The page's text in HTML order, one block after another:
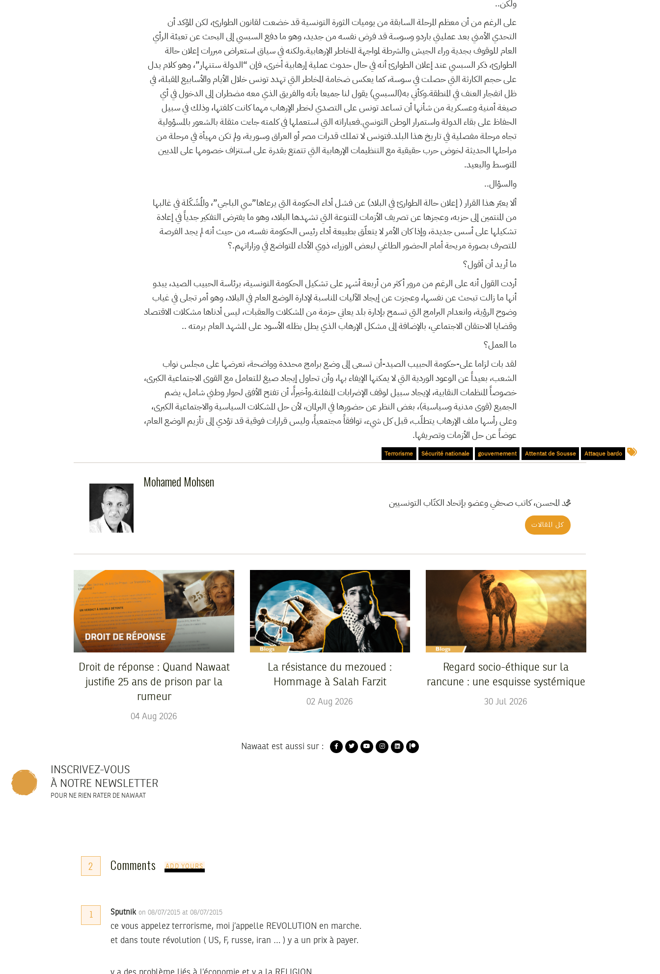
ولكن..
على الرغم من أن معظم المرحلة السابقة من يوميات الثورة التونسية قد خضعت لقانون الطوارئ، لكن المؤكد أن
التحدي الأمني بعد عمليتي باردو وسوسة قد فرض نفسه من جديد، وهو ما دفع السبسي إلى البحث عن تعبئة الرأي
العام للوقوف بجدية وراء الجيش والشرطة لمواجهة المخاطر الإرهابية.ولكنه في سياق استعراض مبررات إعلان حالة
الطوارئ، ذكر السبسي عند إعلان الطوارئ أنه في حال حدوث عملية إرهابية أخرى، فإن “الدولة ستنهار”، وهو كلام يدل
على حجم الكارثة التي حصلت في سوسة، كما يعكس ضخامة المخاطر التي تهدد تونس خلال الأيام والأسابيع المقبلة، في
ظل انفجار العنف في المنطقة.وكأني به(السبسي) يقول لنا جميعا بأنه والفريق الذي معه مضطران إلى الدخول في أي
صيغة أمنية وعسكرية من شأنها أن تساعد تونس على التصدي لخطر الإرهاب مهما كانت كلفتها، وذلك في سبيل
الحفاظ على بقاء الدولة واستمرار الوطن التونسي.فعباراته التي استعملها في كلمته جاءت مثقلة بالشعور بالمسؤولية
تجاه مرحلة مفصلية في تاريخ هذا البلد.فتونس لا تملك قدرات مصر أو العراق وسورية، ولم تكن مهيأة في مرحلة من
مراحلها الحديثة لخوض حرب حقيقية مع التنظيمات الإرهابية التي تتمتع بقدرة على استنزاف خصومها على المديين
المتوسط والبعيد.
والسؤال..
ألا يعبّر هذا القرار ( إعلان حالة الطوارئ في البلاد) عن فشل أداء الحكومة التي يرعاها”سي الباجي”، والمُشَكّلة في غالبها
من المنتمين إلى حزبه، وعجزها عن تصريف الأزمات المتنوعة التي تشهدها البلاد، وهو ما يفترض التفكير جدياً في إعادة
تشكيلها على أسس جديدة، وإذا كان الأمر لا يتعلّق بطبيعة أداء رئيس الحكومة نفسه، من حيث أنه لم يجد الفرصة
للتصرف بصورة مريحة أمام الحضور الطاغي لبعض الوزراء، ذوي الأداء المتواضع في وزاراتهم.؟
ما أريد أن أقول؟
أردت القول أنه على الرغم من مرور أكثر من أربعة أشهر على تشكيل الحكومة التونسية، برئاسة الحبيب الصيد، يبدو
أنها ما زالت تبحث عن نفسها، وعجزت عن إيجاد الآليات المناسبة لإدارة الوضع العام في البلاد، وهو أمر تجلى في غياب
وضوح الرؤية، وانعدام البرامج التي تسمح بإدارة بلد يعاني حزمة من المشكلات والعقبات، ليس أدناها مشكلات الاقتصاد
وقضايا الاحتقان الاجتماعي، بالإضافة إلى مشكل الإرهاب الذي يطل بظله الأسود على المشهد العام برمته ..
ما العمل؟
لقد بات لزاما على-حكومة الحبيب الصيد-أن تسعى إلى وضع برامج محددة وواضحة، تعرضها على مجلس نواب
الشعب، بعيداً عن الوعود الوردية التي لا يمكنها الإيفاء بها، وأن تحاول إيجاد صيغ للتعامل مع القوى الاجتماعية الكبرى،
خصوصاً المنظمات النقابية، لإيجاد سبيل لوقف الإضرابات المنفلتة.وأخيراً، أن تفتح الأفق لحوار وطني شامل، يضم
الجميع (قوى مدنية وسياسية)، بغض النظر عن حضورها في البرلمان، لأن حل المشكلات السياسية والاجتماعية الكبرى،
وعلى رأسها ملف الإرهاب يتطلّب، قبل كل شيء، توافقاً مجتمعياً، وليس قرارات فوقية قد تؤدي إلى تأزيم الوضع العام،
عوضاً عن حل الأزمات وتصريفها.
Attaque bardo
Attentat de Sousse
gouvernement
Sécurité nationale
Terrorisme
Mohamed Mohsen
محمد المحسن، كاتب صحفي وعضو بإتحاد الكتّاب التونسيين
كل المقالات
Droit de réponse : Quand Nawaat
justifie 25 ans de prison par la
rumeur
04 Aug 2026
La résistance du mezoued :
Hommage à Salah Farzit
02 Aug 2026
Regard socio-éthique sur la
rancune : une esquisse systémique
30 Jul 2026
Nawaat est aussi sur :
INSCRIVEZ-VOUS
À NOTRE NEWSLETTER
POUR NE RIEN RATER DE NAWAAT
2 Comments ADD YOURS
1 Sputnik on 08/07/2015 at 08/07/2015
ce vous appelez terrorisme, moi j’appelle REVOLUTION en marche.
et dans toute révolution ( US, F, russe, iran … ) y a un prix à payer.